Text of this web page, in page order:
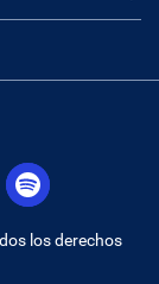
los derechos